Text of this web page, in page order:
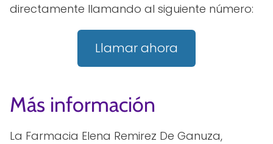
directamente llamando al siguiente número:
Llamar ahora
Más información
La Farmacia Elena Remirez De Ganuza,